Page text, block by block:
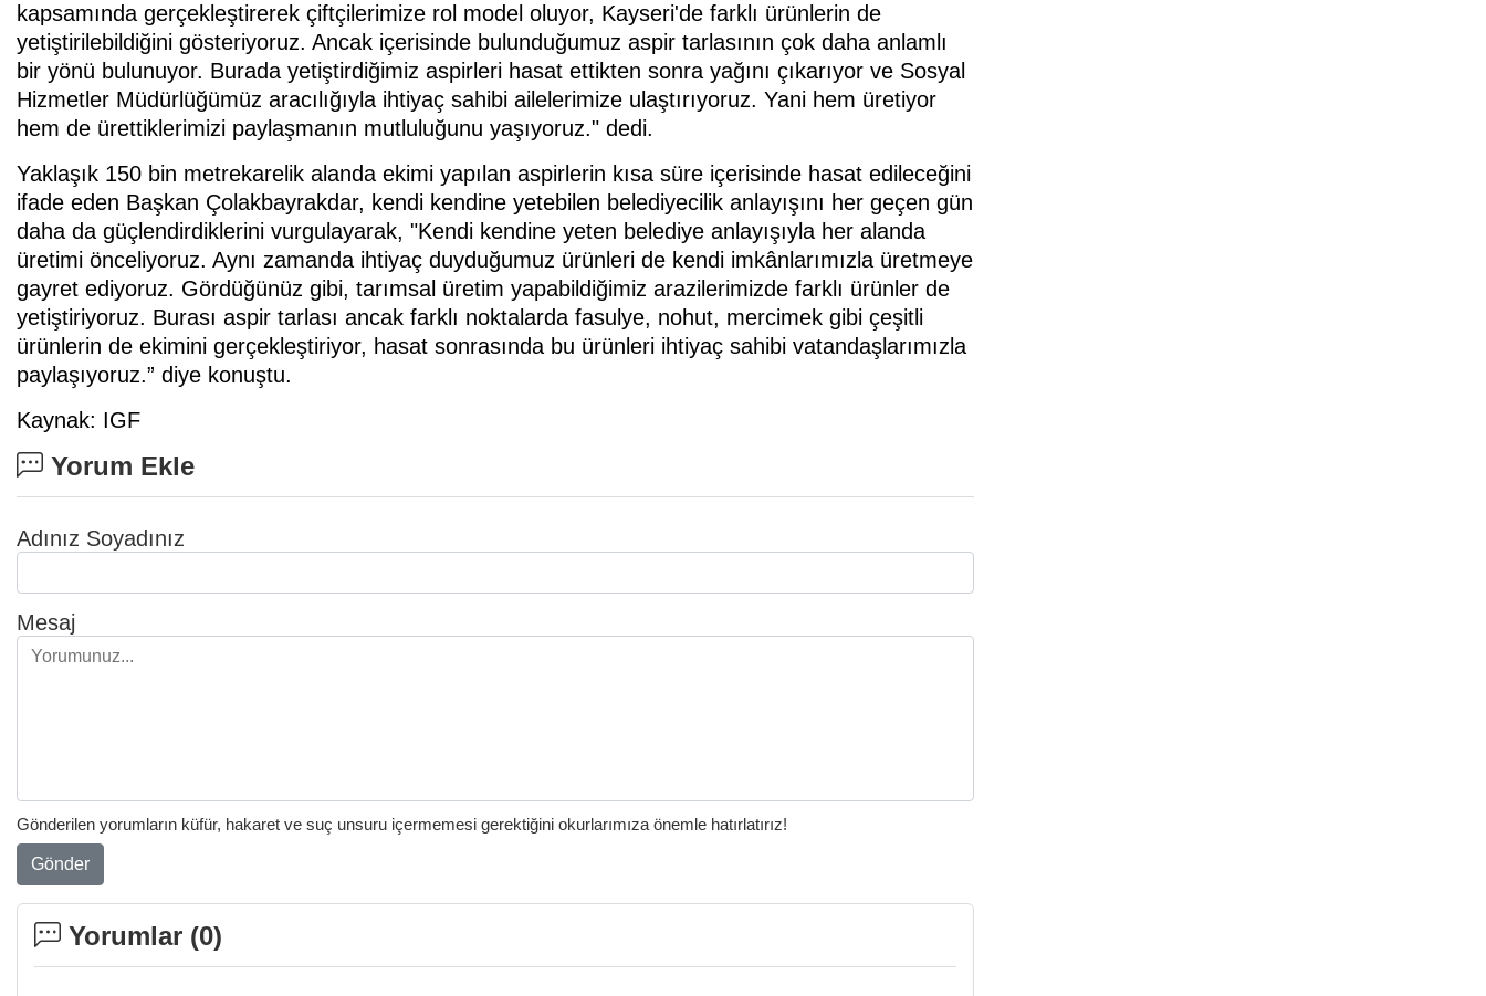
kapsamında gerçekleştirerek çiftçilerimize rol model oluyor, Kayseri'de farklı ürünlerin de
yetiştirilebildiğini gösteriyoruz. Ancak içerisinde bulunduğumuz aspir tarlasının çok daha anlamlı
bir yönü bulunuyor. Burada yetiştirdiğimiz aspirleri hasat ettikten sonra yağını çıkarıyor ve Sosyal
Hizmetler Müdürlüğümüz aracılığıyla ihtiyaç sahibi ailelerimize ulaştırıyoruz. Yani hem üretiyor
hem de ürettiklerimizi paylaşmanın mutluluğunu yaşıyoruz." dedi.
Yaklaşık 150 bin metrekarelik alanda ekimi yapılan aspirlerin kısa süre içerisinde hasat edileceğini
ifade eden Başkan Çolakbayrakdar, kendi kendine yetebilen belediyecilik anlayışını her geçen gün
daha da güçlendirdiklerini vurgulayarak, "Kendi kendine yeten belediye anlayışıyla her alanda
üretimi önceliyoruz. Aynı zamanda ihtiyaç duyduğumuz ürünleri de kendi imkânlarımızla üretmeye
gayret ediyoruz. Gördüğünüz gibi, tarımsal üretim yapabildiğimiz arazilerimizde farklı ürünler de
yetiştiriyoruz. Burası aspir tarlası ancak farklı noktalarda fasulye, nohut, mercimek gibi çeşitli
ürünlerin de ekimini gerçekleştiriyor, hasat sonrasında bu ürünleri ihtiyaç sahibi vatandaşlarımızla
paylaşıyoruz.” diye konuştu.
Kaynak: IGF
Yorum Ekle
Adınız Soyadınız
Mesaj
Gönderilen yorumların küfür, hakaret ve suç unsuru içermemesi gerektiğini okurlarımıza önemle hatırlatırız!
Gönder
Yorumlar (0)